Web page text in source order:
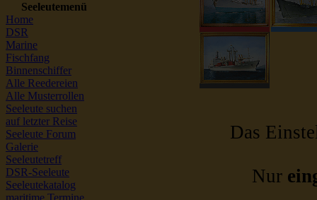
Seeleutemenü
Home
DSR
Marine
Fischfang
Binnenschiffer
Alle Reedereien
Alle Musterrollen
Seeleute suchen
auf letzter Reise
Seeleute Forum
Galerie
Seeleutetreff
DSR-Seeleute
Seeleutekatalog
maritime Termine
Das
Nur